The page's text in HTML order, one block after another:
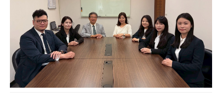
第一品牌
關於豐林
About
服務項目
Service
火災保額